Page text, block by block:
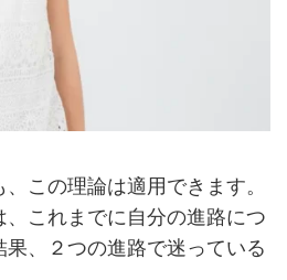
この理論は適用できます。
これまでに自分の進路につ
、２つの進路で迷っている